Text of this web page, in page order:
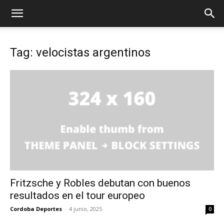
Tag: velocistas argentinos
Fritzsche y Robles debutan con buenos
resultados en el tour europeo
Cordoba Deportes - 4 junio, 2025 0